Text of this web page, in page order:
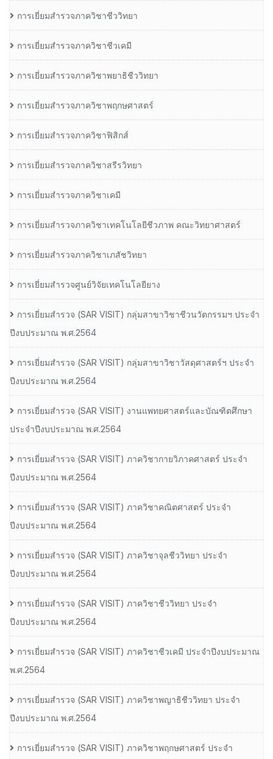
การเยี่ยมสำรวจภาควิชาชีววิทยา
การเยี่ยมสำรวจภาควิชาชีวเคมี
การเยี่ยมสำรวจภาควิชาพยาธิชีววิทยา
การเยี่ยมสำรวจภาควิชาพฤกษศาสตร์
การเยี่ยมสำรวจภาควิชาฟิสิกส์
การเยี่ยมสำรวจภาควิชาสรีรวิทยา
การเยี่ยมสำรวจภาควิชาเคมี
การเยี่ยมสำรวจภาควิชาเทคโนโลยีชีวภาพ คณะวิทยาศาสตร์
การเยี่ยมสำรวจภาควิชาเภสัชวิทยา
การเยี่ยมสำรวจศูนย์วิจัยเทคโนโลยียาง
การเยี่ยมสํารวจ (SAR VISIT) กลุ่มสาขาวิชาชีวนวัตกรรมฯ ประจํา
ปีงบประมาณ พ.ศ.2564
การเยี่ยมสํารวจ (SAR VISIT) กลุ่มสาขาวิชาวัสดุศาสตร์ฯ ประจํา
ปีงบประมาณ พ.ศ.2564
การเยี่ยมสํารวจ (SAR VISIT) งานแพทยศาสตร์และบัณฑิตศึกษา
ประจําปีงบประมาณ พ.ศ.2564
การเยี่ยมสํารวจ (SAR VISIT) ภาควิชากายวิภาคศาสตร์ ประจํา
ปีงบประมาณ พ.ศ.2564
การเยี่ยมสํารวจ (SAR VISIT) ภาควิชาคณิตศาสตร์ ประจํา
ปีงบประมาณ พ.ศ.2564
การเยี่ยมสํารวจ (SAR VISIT) ภาควิชาจุลชีววิทยา ประจํา
ปีงบประมาณ พ.ศ.2564
การเยี่ยมสํารวจ (SAR VISIT) ภาควิชาชีววิทยา ประจํา
ปีงบประมาณ พ.ศ.2564
การเยี่ยมสํารวจ (SAR VISIT) ภาควิชาชีวเคมี ประจําปีงบประมาณ
พ.ศ.2564
การเยี่ยมสํารวจ (SAR VISIT) ภาควิชาพญาธิชีววิทยา ประจํา
ปีงบประมาณ พ.ศ.2564
การเยี่ยมสํารวจ (SAR VISIT) ภาควิชาพฤกษศาสตร์ ประจํา